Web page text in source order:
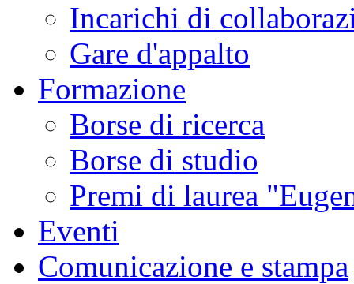
Incarichi di
Gare d'appalto
Formazione
Borse di ricerca
Borse di studio
Premi di laurea
Eventi
Comunicazione e stampa